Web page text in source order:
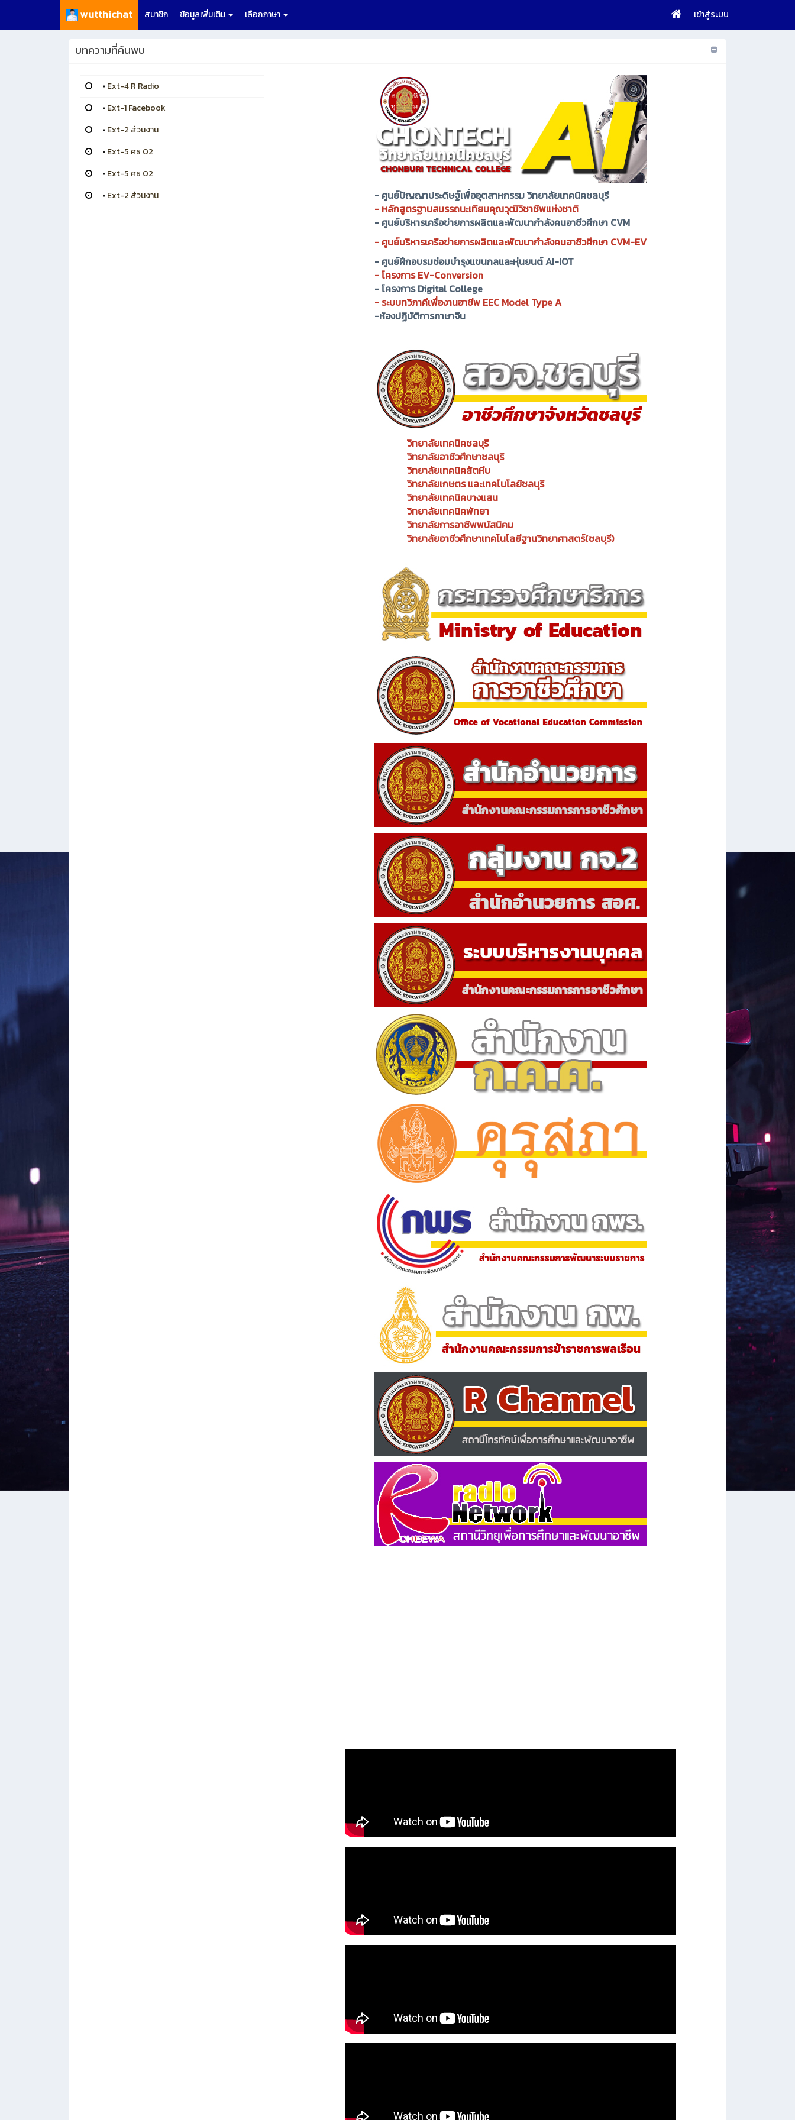
wutthichat สมาชิก ข้อมูลเพิ่มเติม เลือกภาษา เข้าสู่ระบบ
บทความที่ค้นพบ
• Ext-4 R Radio
• Ext-1 Facebook
• Ext-2 ส่วนงาน
• Ext-5 ศธ 02
• Ext-5 ศธ 02
• Ext-2 ส่วนงาน - ศูนย์ปัญญาประดิษฐ์เพื่ออุตสาหกรรม วิทยาลัยเทคนิคชลบุรี
- หลักสูตรฐานสมรรถนะเทียบคุณวุฒิวิชาชีพแห่งชาติ
- ศูนย์บริหารเครือข่ายการผลิตและพัฒนากำลังคนอาชีวศึกษา CVM
- ศูนย์บริหารเครือข่ายการผลิตและพัฒนากำลังคนอาชีวศึกษา CVM-EV
- ศูนย์ฝึกอบรมซ่อมบำรุงแขนกลและหุ่นยนต์ AI-IOT
-โครงการ EV-Conversion
- โครงการ Digital College
- ระบบทวิภาคีเพื่องานอาชีพ EEC Model Type A
-ห้องปฏิบัติการภาษาจีน
วิทยาลัยเทคนิคชลบุรี
วิทยาลัยอาชีวศึกษาชลบุรี
วิทยาลัยเทคนิคสัตหีบ
วิทยาลัยเกษตร และเทคโนโลยีชลบุรี
วิทยาลัยเทคนิคบางแสน
วิทยาลัยเทคนิคพัทยา
วิทยาลัยการอาชีพพนัสนิคม
วิทยาลัยอาชีวศึกษาเทคโนโลยีฐานวิทยาศาสตร์(ชลบุรี)